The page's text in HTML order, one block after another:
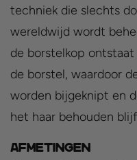
techniek die slechts
wereldwijd wordt
de borstelkop
de borstel, waardoor
worden bijgeknipt en
het haar behouden
Afmetingen